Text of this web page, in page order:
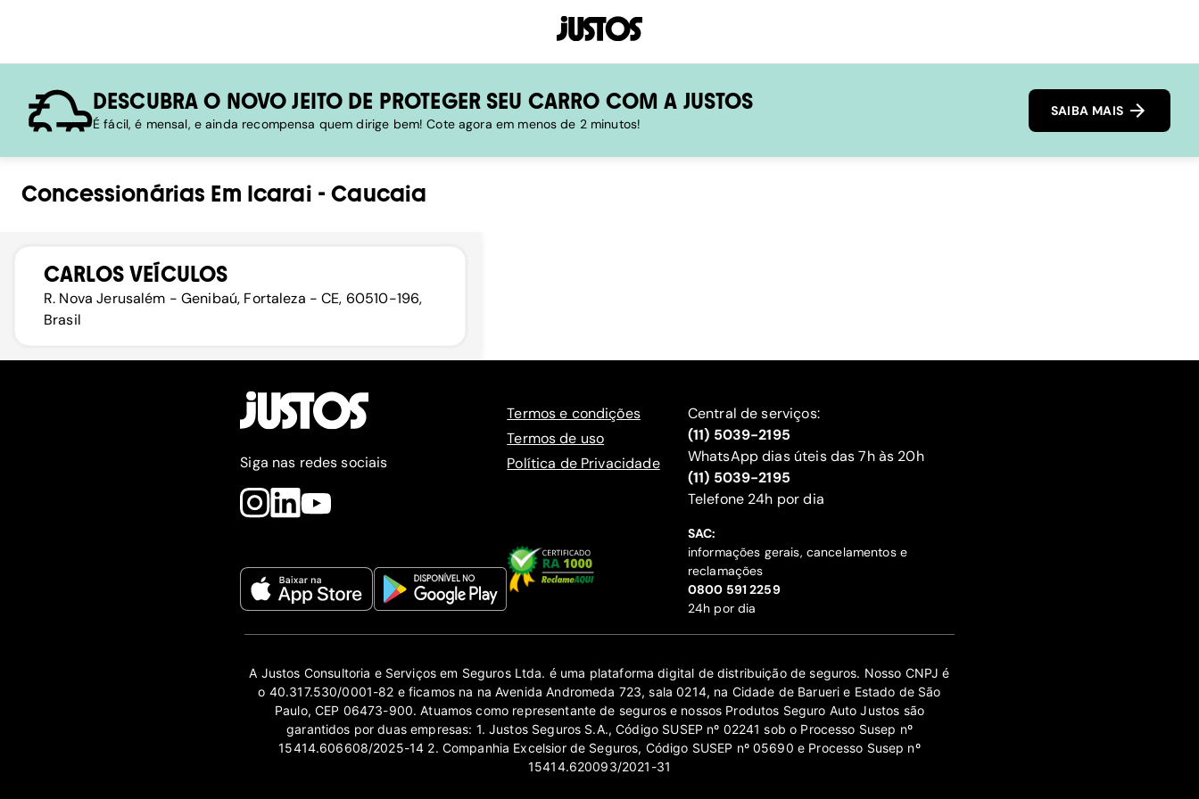
DESCUBRA O NOVO JEITO DE PROTEGER SEU CARRO COM A JUSTOS
É fácil, é mensal, e ainda recompensa quem dirige bem! Cote agora em menos de 2 minutos!
SAIBA MAIS
Concessionárias Em Icarai -Caucaia
CARLOS VEÍCULOS
R. Nova Jerusalém - Genibaú, Fortaleza - CE, 60510-196,
Brasil
Siga nas redes sociais
Termos e condições
Termos de uso
Política de Privacidade
Central de serviços:
(11) 5039-2195
WhatsApp dias úteis das 7h às 20h
(11) 5039-2195
‍Telefone 24h por dia
SAC:
informações gerais, cancelamentos e
reclamações
‍0800 591 2259
24h por dia
A Justos Consultoria e Serviços em Seguros Ltda. é uma plataforma digital de distribuição de seguros. Nosso CNPJ é
o 40.317.530/0001-82 e ficamos na na Avenida Andromeda 723, sala 0214, na Cidade de Barueri e Estado de São
Paulo, CEP 06473-900. Atuamos como representante de seguros e nossos Produtos Seguro Auto Justos são
garantidos por duas empresas: 1. Justos Seguros S.A., Código SUSEP nº 02241 sob o Processo Susep nº
15414.606608/2025-14 2. Companhia Excelsior de Seguros, Código SUSEP nº 05690 e Processo Susep nº
15414.620093/2021-31